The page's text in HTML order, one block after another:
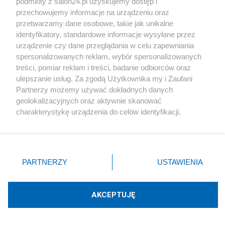
Redakcja
Z ustawy "o Airbnb" zniknęły kluczowe zapisy. Ministra
mówi o lobbingu
Redakcja
Redakcja
przechowujemy informacje na urządzeniu oraz
przetwarzamy dane osobowe, takie jak unikalne
identyfikatory, standardowe informacje wysyłane przez
urządzenie czy dane przeglądania w celu zapewniania
spersonalizowanych reklam, wybór spersonalizowanych
treści, pomiar reklam i treści, badanie odbiorców oraz
ulepszanie usług. Za zgodą Użytkownika my i Zaufani
Partnerzy możemy używać dokładnych danych
geolokalizacyjnych oraz aktywnie skanować
charakterystykę urządzenia do celów identyfikacji.
zmienić/wycofać klikając przycisk ustawień prywatności
znajdujący się w lewym dolnym rogu strony
rodzaje przetwarzania danych nie wymagają zgody
użytkownika, ale masz prawo sprzeciwić się takiemu
PARTNERZY USTAWIENIA
AKCEPTUJĘ